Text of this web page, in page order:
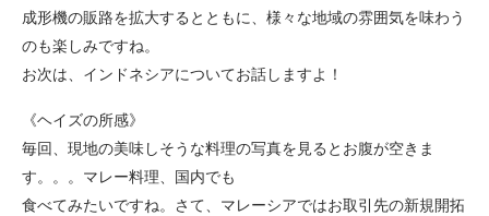
成形機の販路を拡大するとともに、様々な地域の雰囲気を味わう
のも楽しみですね。
お次は、インドネシアについてお話しますよ！
《ヘイズの所感》
毎回、現地の美味しそうな料理の写真を見るとお腹が空きま
す。。。マレー料理、国内でも
食べてみたいですね。さて、マレーシアではお取引先の新規開拓